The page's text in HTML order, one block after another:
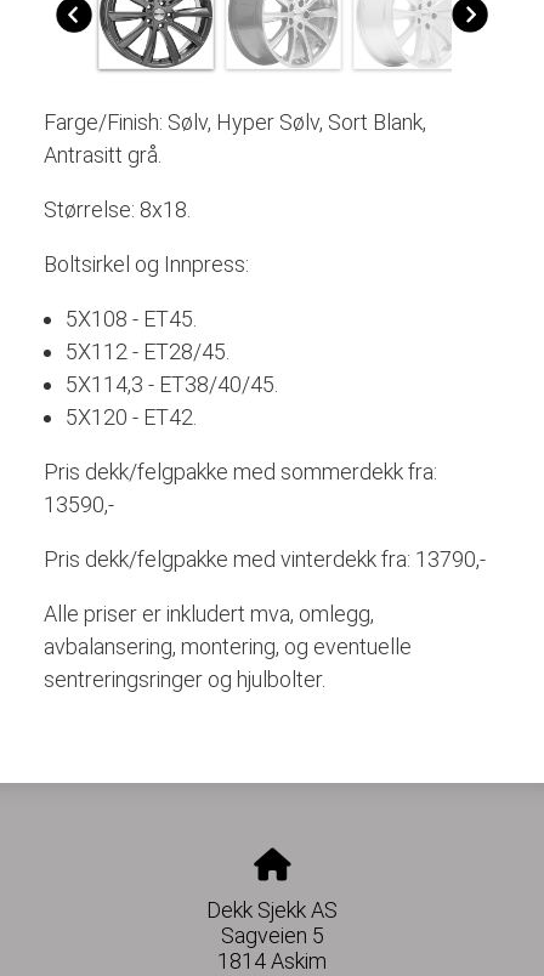
Farge/Finish: Sølv, Hyper Sølv, Sort Blank,
Antrasitt grå.
Størrelse: 8x18.
Boltsirkel og Innpress:
5X108 - ET45.
5X112 - ET28/45.
5X114,3 - ET38/40/45.
5X120 - ET42.
Pris dekk/felgpakke med sommerdekk fra:
13590,-
Pris dekk/felgpakke med vinterdekk fra: 13790,-
Alle priser er inkludert mva, omlegg,
avbalansering, montering, og eventuelle
sentreringsringer og hjulbolter.
Dekk Sjekk AS
Sagveien 5
1814 Askim